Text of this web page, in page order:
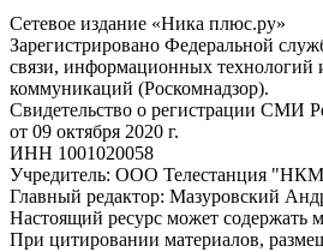
Сетевое издание «Ника плюс.ру»
Зарегистрировано Федеральной
связи, информационных технологий
коммуникаций (Роскомнадзор).
Свидетельство о регистрации
от 09 октября 2020 г.
ИНН 1001020058
Учредитель: ООО Телестанция
Главный редактор: Мазуровский
Настоящий ресурс может содержать
При цитировании материалов,